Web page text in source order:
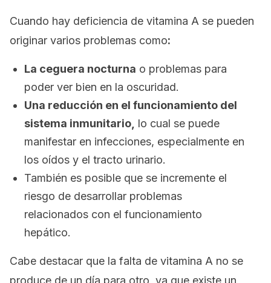
Cuando hay deficiencia de vitamina A se pueden
originar varios problemas como:
La ceguera nocturna o problemas para
poder ver bien en la oscuridad.
Una reducción en el funcionamiento del
sistema inmunitario, lo cual se puede
manifestar en infecciones, especialmente en
los oídos y el tracto urinario.
También es posible que se incremente el
riesgo de desarrollar problemas
relacionados con el funcionamiento
hepático.
Cabe destacar que la falta de vitamina A no se
produce de un día para otro, ya que existe un